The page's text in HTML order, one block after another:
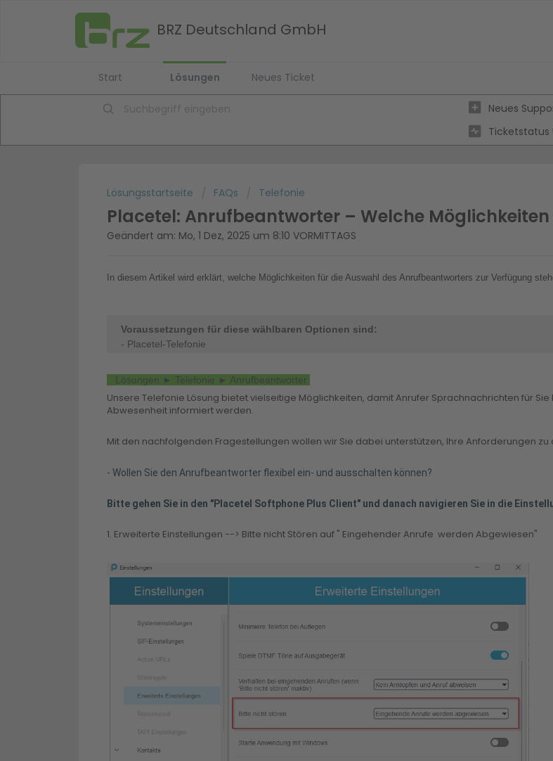
BRZ Deutschland GmbH
Start Lösungen Neues Ticket
Neues
Ticketstatus
Lösungsstartseite FAQs Telefonie
Placetel: Anrufbeantworter – Welche
Geändert am: Mo, 1 Dez, 2025 um 8:10 VORMITTAGS
In diesem Artikel wird erklärt, welche Möglichkeiten für die Auswahl des Anrufbeantworters zur Verfügung
Voraussetzungen für diese wählbaren Optionen sind:
- Placetel-Telefonie
Lösungen ► Telefonie ► Anrufbeantworter
Unsere Telefonie Lösung bietet vielseitige Möglichkeiten, damit Anrufer Sprachnachrichten für
Abwesenheit informiert werden.
Mit den nachfolgenden Fragestellungen wollen wir Sie dabei unterstützen, Ihre Anforderungen zu
- Wollen Sie den Anrufbeantworter flexibel ein- und ausschalten können?
Bitte gehen Sie in den "Placetel Softphone Plus Client" und danach navigieren Sie in die
1. Erweiterte Einstellungen --> Bitte nicht Stören auf " Eingehender Anrufe werden Abgewiesen"